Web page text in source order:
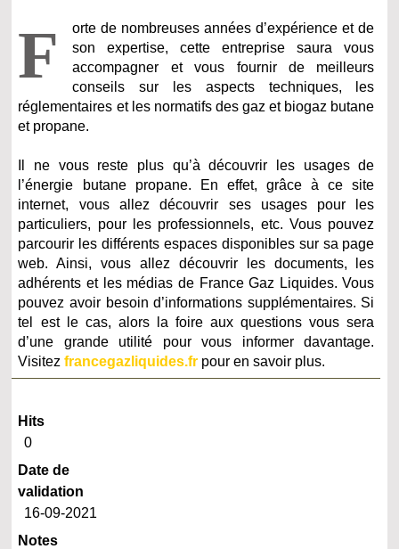
F
orte de nombreuses années d’expérience et de
son expertise, cette entreprise saura vous
accompagner et vous fournir de meilleurs
conseils sur les aspects techniques, les
réglementaires et les normatifs des gaz et biogaz butane
et propane.
Il ne vous reste plus qu’à découvrir les usages de
l’énergie butane propane. En effet, grâce à ce site
internet, vous allez découvrir ses usages pour les
particuliers, pour les professionnels, etc. Vous pouvez
parcourir les différents espaces disponibles sur sa page
web. Ainsi, vous allez découvrir les documents, les
adhérents et les médias de France Gaz Liquides. Vous
pouvez avoir besoin d’informations supplémentaires. Si
tel est le cas, alors la foire aux questions vous sera
d’une grande utilité pour vous informer davantage.
Visitezfrancegazliquides.fr pour en savoir plus.
Hits
0
Date de
validation
16-09-2021
Notes